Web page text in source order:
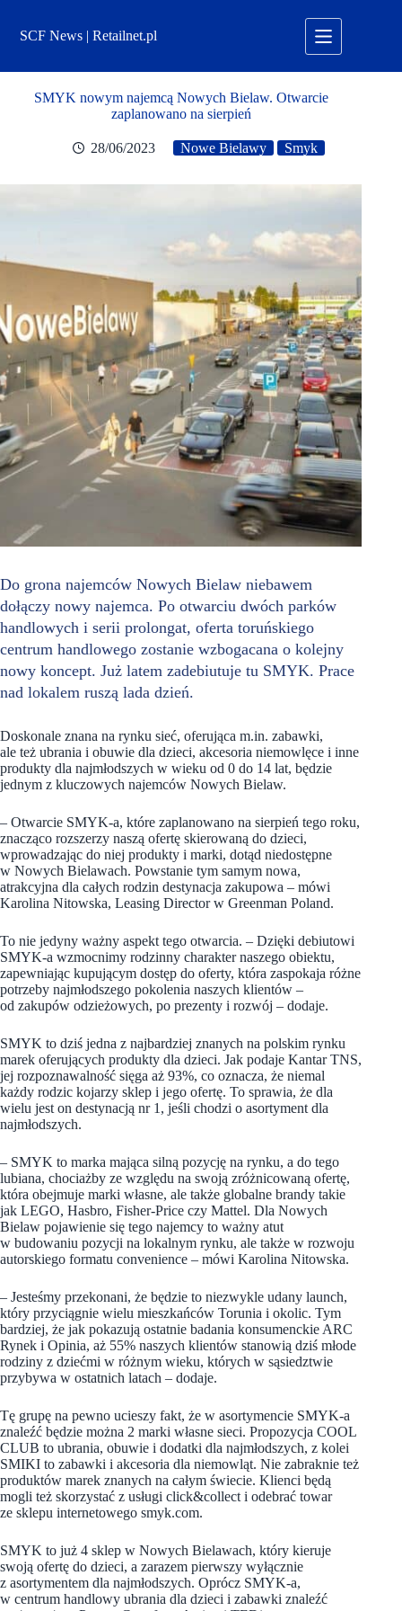
treściSCF News | Retailnet.pl
SMYK nowym najemcą Nowych Bielaw. Otwarcie
zaplanowano na sierpień
28/06/2023 Nowe Bielawy Smyk
Do grona najemców Nowych Bielaw niebawem
dołączy nowy najemca. Po otwarciu dwóch parków
handlowych i serii prolongat, oferta toruńskiego
centrum handlowego zostanie wzbogacana o kolejny
nowy koncept. Już latem zadebiutuje tu SMYK. Prace
nad lokalem ruszą lada dzień.
Doskonale znana na rynku sieć, oferująca m.in. zabawki,
ale też ubrania i obuwie dla dzieci, akcesoria niemowlęce i inne
produkty dla najmłodszych w wieku od 0 do 14 lat, będzie
jednym z kluczowych najemców Nowych Bielaw.
– Otwarcie SMYK-a, które zaplanowano na sierpień tego roku,
znacząco rozszerzy naszą ofertę skierowaną do dzieci,
wprowadzając do niej produkty i marki, dotąd niedostępne
w Nowych Bielawach. Powstanie tym samym nowa,
atrakcyjna dla całych rodzin destynacja zakupowa – mówi
Karolina Nitowska, Leasing Director w Greenman Poland.
To nie jedyny ważny aspekt tego otwarcia. – Dzięki debiutowi
SMYK-a wzmocnimy rodzinny charakter naszego obiektu,
zapewniając kupującym dostęp do oferty, która zaspokaja różne
potrzeby najmłodszego pokolenia naszych klientów –
od zakupów odzieżowych, po prezenty i rozwój – dodaje.
SMYK to dziś jedna z najbardziej znanych na polskim rynku
marek oferujących produkty dla dzieci. Jak podaje Kantar TNS,
jej rozpoznawalność sięga aż 93%, co oznacza, że niemal
każdy rodzic kojarzy sklep i jego ofertę. To sprawia, że dla
wielu jest on destynacją nr 1, jeśli chodzi o asortyment dla
najmłodszych.
– SMYK to marka mająca silną pozycję na rynku, a do tego
lubiana, chociażby ze względu na swoją zróżnicowaną ofertę,
która obejmuje marki własne, ale także globalne brandy takie
jak LEGO, Hasbro, Fisher-Price czy Mattel. Dla Nowych
Bielaw pojawienie się tego najemcy to ważny atut
w budowaniu pozycji na lokalnym rynku, ale także w rozwoju
autorskiego formatu convenience – mówi Karolina Nitowska.
– Jesteśmy przekonani, że będzie to niezwykle udany launch,
który przyciągnie wielu mieszkańców Torunia i okolic. Tym
bardziej, że jak pokazują ostatnie badania konsumenckie ARC
Rynek i Opinia, aż 55% naszych klientów stanowią dziś młode
rodziny z dziećmi w różnym wieku, których w sąsiedztwie
przybywa w ostatnich latach – dodaje.
Tę grupę na pewno ucieszy fakt, że w asortymencie SMYK-a
znaleźć będzie można 2 marki własne sieci. Propozycja COOL
CLUB to ubrania, obuwie i dodatki dla najmłodszych, z kolei
SMIKI to zabawki i akcesoria dla niemowląt. Nie zabraknie też
produktów marek znanych na całym świecie. Klienci będą
mogli też skorzystać z usługi click&collect i odebrać towar
ze sklepu internetowego smyk.com.
SMYK to już 4 sklep w Nowych Bielawach, który kieruje
swoją ofertę do dzieci, a zarazem pierwszy wyłącznie
z asortymentem dla najmłodszych. Oprócz SMYK-a,
w centrum handlowy ubrania dla dzieci i zabawki znaleźć